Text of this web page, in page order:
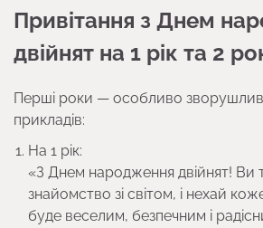
Привітання з Днем
двійнят на 1 рік та 2
Перші роки — особливо
прикладів:
На 1 рік:
«З Днем народження двійнят! Ви
знайомство зі світом, і нехай
буде веселим, безпечним і